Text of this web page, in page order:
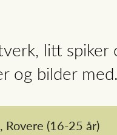
litt
og bilder med.
Rovere (16-25 år)